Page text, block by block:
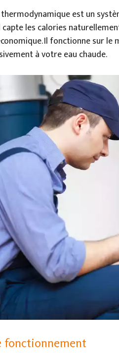
est un
les calories
Il fonctionne sur le
à votre eau chaude.
fonctionnement